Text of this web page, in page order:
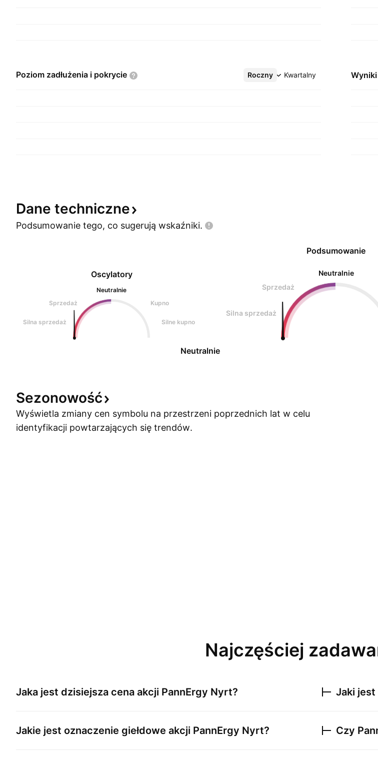
Poziom zadłużenia i pokrycie Roczny Kwartalny
Więcej Wyniki
Dane techniczne
Podsumowanie tego, co sugerują wskaźniki.
Oscylatory
Neutralnie
Sprzedaż
Kupno
Silna sprzedaż Silne kupno
Neutralnie
Podsumowanie
Neutralnie
Sprzedaż
Silna sprzedaż
Sezonowość
Wyświetla zmiany cen symbolu na przestrzeni poprzednich lat w celu
identyfikacji powtarzających się trendów.
Najczęściej
Jaka jest dzisiejsza cena akcji PannErgy Nyrt?
Jakie jest oznaczenie giełdowe akcji PannErgy Nyrt?
Jaki
Czy